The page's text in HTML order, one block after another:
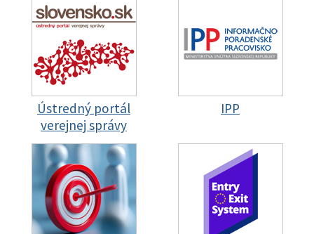
Ústredný portál
verejnej správy
IPP